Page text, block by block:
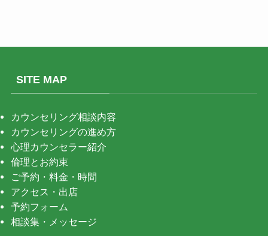
SITE MAP
カウンセリング相談内容
カウンセリングの進め方
心理カウンセラー紹介
倫理とお約束
ご予約・料金・時間
アクセス・出店
予約フォーム
相談集・メッセージ